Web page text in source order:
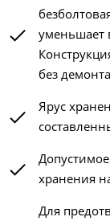
уменьшает
без
Ярус
хранения
Для